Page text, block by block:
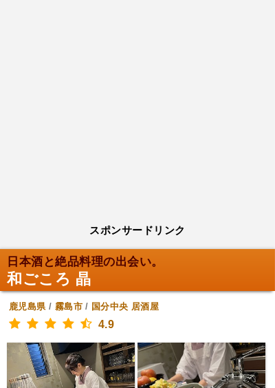
スポンサードリンク
日本酒と絶品料理の出会い。
和ごころ 晶
鹿児島県/ 霧島市/ 国分中央 居酒屋
4.9